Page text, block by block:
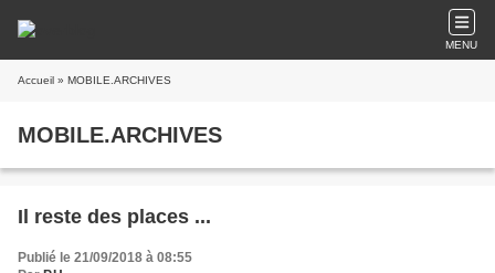
MENU
Accueil » MOBILE.ARCHIVES
MOBILE.ARCHIVES
Il reste des places ...
Publié le 21/09/2018 à 08:55